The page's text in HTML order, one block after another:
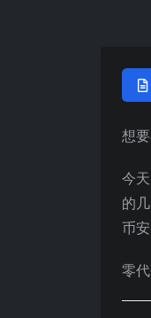
想
今
的
币安
零